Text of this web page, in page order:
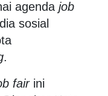
agenda job
sosial
.
fair ini